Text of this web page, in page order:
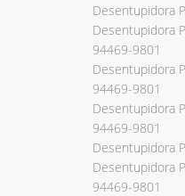
Desentupidora
Desentupidora
94469-9801
Desentupidora
94469-9801
Desentupidora
94469-9801
Desentupidora
Desentupidora
94469-9801